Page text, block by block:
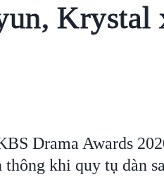
Krystal
Drama Awards
thông khi quy tụ dàn